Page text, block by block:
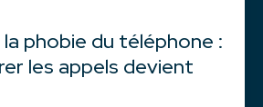
phobie du téléphone :
les appels devient